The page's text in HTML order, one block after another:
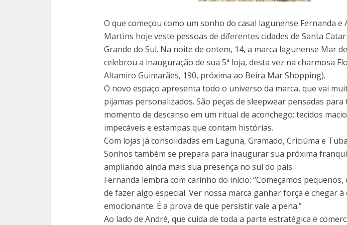
O que começou como um sonho do casal lagunense Fernanda e
Martins hoje veste pessoas de diferentes cidades de Santa
Grande do Sul. Na noite de ontem, 14, a marca lagunense Mar
celebrou a inauguração de sua 5ª loja, desta vez na charmosa
Altamiro Guimarães, 190, próxima ao Beira Mar Shopping).
O novo espaço apresenta todo o universo da marca, que vai
pijamas personalizados. São peças de sleepwear pensadas
momento de descanso em um ritual de aconchego: tecidos
impecáveis e estampas que contam histórias.
Com lojas já consolidadas em Laguna, Gramado, Criciúma e
Sonhos também se prepara para inaugurar sua próxima
ampliando ainda mais sua presença no sul do país.
Fernanda lembra com carinho do início: “Começamos pequenos,
de fazer algo especial. Ver nossa marca ganhar força e chegar à
emocionante. É a prova de que persistir vale a pena.”
Ao lado de André, que cuida de toda a parte estratégica e